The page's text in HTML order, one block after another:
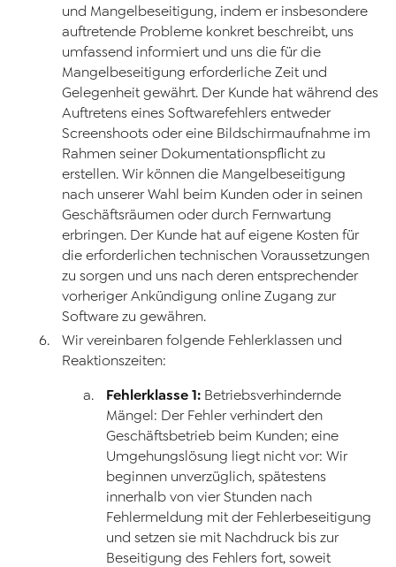
und Mangelbeseitigung, indem er insbesondere
auftretende Probleme konkret beschreibt, uns
umfassend informiert und uns die für die
Mangelbeseitigung erforderliche Zeit und
Gelegenheit gewährt. Der Kunde hat während des
Auftretens eines Softwarefehlers entweder
Screenshoots oder eine Bildschirmaufnahme im
Rahmen seiner Dokumentationspflicht zu
erstellen. Wir können die Mangelbeseitigung
nach unserer Wahl beim Kunden oder in seinen
Geschäftsräumen oder durch Fernwartung
erbringen. Der Kunde hat auf eigene Kosten für
die erforderlichen technischen Voraussetzungen
zu sorgen und uns nach deren entsprechender
vorheriger Ankündigung online Zugang zur
Software zu gewähren.
Wir vereinbaren folgende Fehlerklassen und
Reaktionszeiten:
Fehlerklasse 1: Betriebsverhindernde
Mängel: Der Fehler verhindert den
Geschäftsbetrieb beim Kunden; eine
Umgehungslösung liegt nicht vor: Wir
beginnen unverzüglich, spätestens
innerhalb von vier Stunden nach
Fehlermeldung mit der Fehlerbeseitigung
und setzen sie mit Nachdruck bis zur
Beseitigung des Fehlers fort, soweit